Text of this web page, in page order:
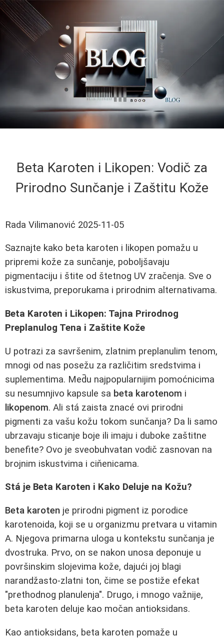
Beta Karoten i Likopen: Vodič za
Prirodno Sunčanje i Zaštitu Kože
Rada Vilimanović 2025-11-05
Saznajte kako beta karoten i likopen pomažu u
pripremi kože za sunčanje, poboljšavaju
pigmentaciju i štite od štetnog UV zračenja. Sve o
iskustvima, preporukama i prirodnim alternativama.
Beta Karoten i Likopen: Tajna Prirodnog
Preplanulog Tena i Zaštite Kože
U potrazi za savršenim, zlatnim preplanulim tenom,
mnogi od nas posežu za različitim sredstvima i
suplementima. Med̄u najpopularnijim pomoćnicima
su nesumnjivo kapsule sa beta karotenom i
likopenom. Ali stá zaista znacé ovi prirodni
pigmenti za vašu kožu tokom sunčanja? Da li samo
ubrzavaju sticanje boje ili imaju i duboke zaštitne
benefite? Ovo je sveobuhvatan vodič zasnovan na
brojnim iskustvima i ciňenicama.
Stá je Beta Karoten i Kako Deluje na Kožu?
Beta karoten je prirodni pigment iz porodice
karotenoida, koji se u organizmu pretvara u vitamin
A. Njegova primarna uloga u kontekstu sunčanja je
dvostruka. Prvo, on se nakon unosa deponuje u
površinskim slojevima kože, dajući joj blagi
narandžasto-zlatni ton, čime se postiže efekat
"prethodnog planulenja". Drugo, i mnogo važnije,
beta karoten deluje kao močan antioksidans.
Kao antioksidans, beta karoten pomaže u